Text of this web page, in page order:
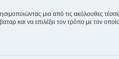
μια από τις ακόλουθες
και να επιλέξει τον τρόπο με τον